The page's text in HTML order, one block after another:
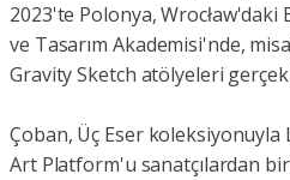
2023'te Polonya,
ve Tasarım Akademisi'nde,
Gravity Sketch atölyeleri
Çoban, Üç Eser
Art Platform'u sanatçılardan